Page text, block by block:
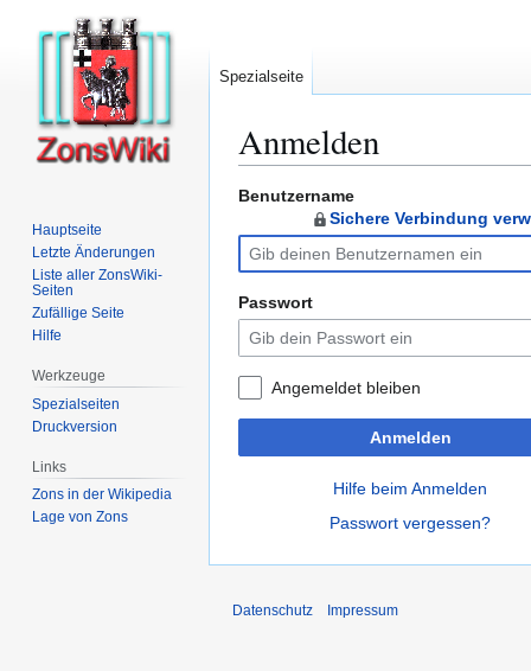
Anmelden
Zur
Navigation
springen
Zur
springen
Benutzername
Sichere Verbindung
Passwort
Angemeldet bleiben
Anmelden
Hilfe beim Anmelden
Passwort vergessen?
Spezialseite
Hauptseite
Letzte Änderungen
Liste aller ZonsWiki-
Seiten
Zufällige Seite
Hilfe
Werkzeuge
Spezialseiten
Druckversion
Links
Zons in der Wikipedia
Lage von Zons
Datenschutz Impressum